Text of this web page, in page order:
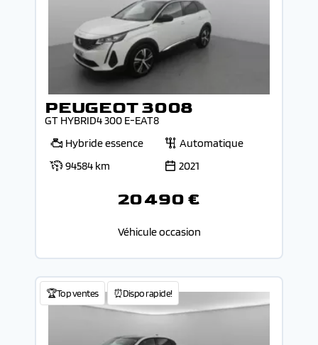
PEUGEOT 3008
GT HYBRID4 300 E-EAT8
Hybride essence
Automatique
94584 km
2021
20 490 €
Véhicule occasion
🏆Top ventes ⏰Dispo rapide!